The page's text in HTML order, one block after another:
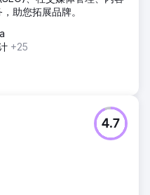
助您拓展品牌。
+25
4.7